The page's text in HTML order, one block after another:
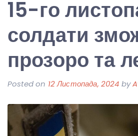
15-го
солдати
прозоро та
Posted on 12 Листопада, 2024 by